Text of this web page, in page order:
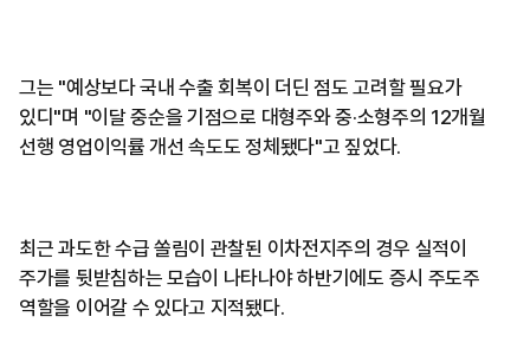
그는 "예상보다 국내 수출 회복이 더딘 점도 고려할 필요가
있디"며 "이달 중순을 기점으로 대형주와 중·소형주의 12개월
선행 영업이익률 개선 속도도 정체됐다"고 짚었다.
최근 과도한 수급 쏠림이 관찰된 이차전지주의 경우 실적이
주가를 뒷받침하는 모습이 나타나야 하반기에도 증시 주도주
역할을 이어갈 수 있다고 지적됐다.